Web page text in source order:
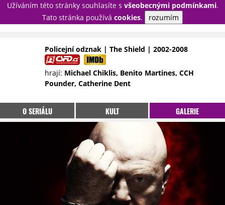
Užíváním této stránky souhlasíte s všeobecnými podmínkami.
Tato stránka používá cookies. rozumím
PŘIHLÁSIT
NOVINKY
TÉMATA
RECENZE
EPIZODY
TRAILERY
GALERIE
DISKUZE
STATISTIKY
TIRÁŽ
Policejní odznak | The Shield | 2002-2008
hrají: Michael Chiklis, Benito Martines, CCH
Pounder, Catherine Dent
O SERIÁLU KULT GALERIE